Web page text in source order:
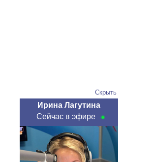
Скрыть
Ирина Лагутина
Сейчас в эфире